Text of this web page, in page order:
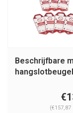
Beschrijfbare